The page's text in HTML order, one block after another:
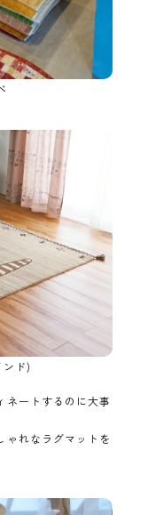
ンド)
ネートするのに大事
ゃれなラグマットを